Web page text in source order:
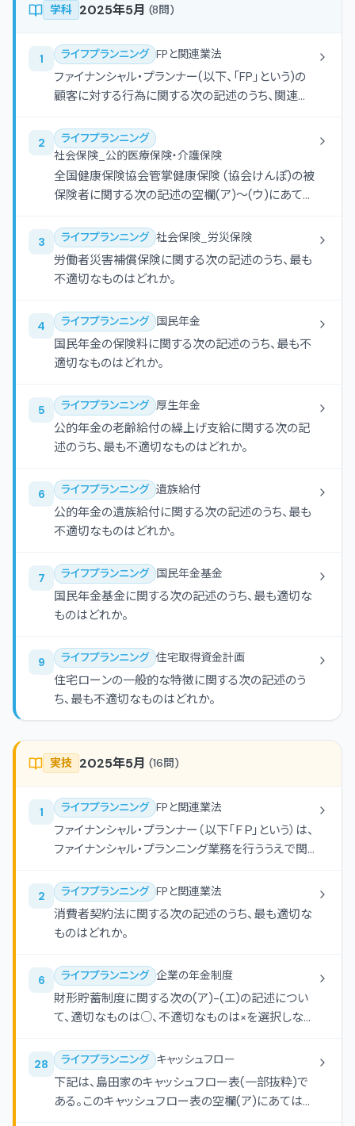
学科 2025年5月 (8問)
1 ライフプランニング FPと関連業法
ファイナンシャル・プランナー(以下、「FP」という)の
顧客に対する行為に関する次の記述のうち、関連法
2
ライフプランニング
社会保険_公的医療保険・介護保険
全国健康保険協会管掌健康保険 (協会けんぽ)の被
保険者に関する次の記述の空欄(ア)〜(ウ)にあては
特定適用事業所に使用される者のうち、1週間の所定
労働時間または1ヵ月間の所定労働日数が同一の事
業所に使用される通常の労働者の(ア) 未満である
する者は、原則として、被保険者とならない。 (1) 1週
間の所定労働時間が(イ) 未満である者 (2)所定内
賃金が月額 (ウ) 未満である者 (3)学生である者
3 ライフプランニング 社会保険_労災保険
労働者災害補償保険に関する次の記述のうち、最も
不適切なものはどれか。
4 ライフプランニング 国民年金
国民年金の保険料に関する次の記述のうち、最も不
適切なものはどれか。
5 ライフプランニング 厚生年金
公的年金の老齢給付の繰上げ支給に関する次の記
述のうち、最も不適切なものはどれか。
6 ライフプランニング 遺族給付
公的年金の遺族給付に関する次の記述のうち、最も
不適切なものはどれか。
7 ライフプランニング 国民年金基金
国民年金基金に関する次の記述のうち、最も適切な
ものはどれか。
9 ライフプランニング 住宅取得資金計画
住宅ローンの一般的な特徴に関する次の記述のう
ち、最も不適切なものはどれか。
実技 2025年5月 (16問)
1 ライフプランニング FPと関連業法
ファイナンシャル・プランナー（以下「ＦＰ」という）は、
ファイナンシャル・プランニング業務を行ううえで関
関する次の(ア)-(エ)の記述について、適切なものは
○、不適切なものは×を選択しなさい。なお、記載の
ない資格の登録等については考慮しないものとす
ービス仲介業の登録を受けていないFPが、生命保険
契約を検討している顧客のライフプランに基づき、有
償で具体的な必要保障額を試算した。 (イ)弁護士の
登録を受けていないFP(遺言者や公証人と利害関係
言の証人となり、顧客から適正な報酬を受け取っ
た。 (ウ)投資助言・代理業の登録を受けていないFP
が、顧客に対し有償で、特定企業の公表されている
2 ライフプランニング FPと関連業法
消費者契約法に関する次の記述のうち、最も適切な
ものはどれか。
6 ライフプランニング 企業の年金制度
財形貯蓄制度に関する次の(ア)-(エ)の記述につい
て、適切なものは○、不適切なものは×を選択しなさ
る。 (ア)空欄(a)にあてはまる数値は、「60」である。
(イ)空欄(b)にあてはまる数値は、「550」である。
(ウ)空欄(c)にあてはまる数値は、「350」である。
28 ライフプランニング キャッシュフロー
下記は、島田家のキャッシュフロー表(一部抜粋)で
ある。このキャッシュフロー表の空欄(ア)にあてはま